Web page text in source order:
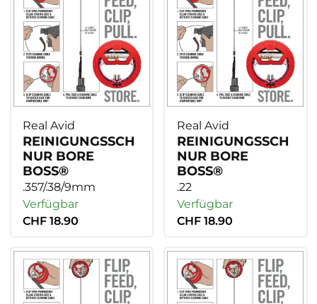
Real Avid
REINIGUNGSSCH
NUR BORE
BOSS®
.357/.38/9mm
Verfügbar
CHF 18.90
Real Avid
REINIGUNGSSCH
NUR BORE
BOSS®
.22
Verfügbar
CHF 18.90